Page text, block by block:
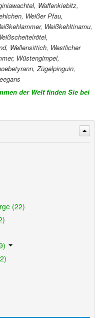
Waffenkiebitz,
Weißer Pfau,
Weißkehltinamu,
Wellensittich, Westlicher
Wüstengimpel,
Zügelpinguin,
der Welt finden Sie bei
(22)